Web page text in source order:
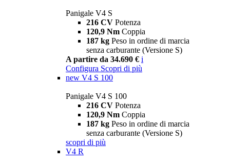
Panigale V4 S
216 CV Potenza
120,9 Nm Coppia
187 kg Peso in ordine di marcia
senza carburante (Versione S)
A partire da 34.690 € i
Configura Scopri di più
new V4 S 100
Panigale V4 S 100
216 CV Potenza
120,9 Nm Coppia
187 kg Peso in ordine di marcia
senza carburante (Versione S)
scopri di più
V4 R